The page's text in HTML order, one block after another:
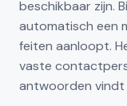
beschikbaar zijn.
automatisch een
feiten aanloopt.
vaste
antwoorden vindt